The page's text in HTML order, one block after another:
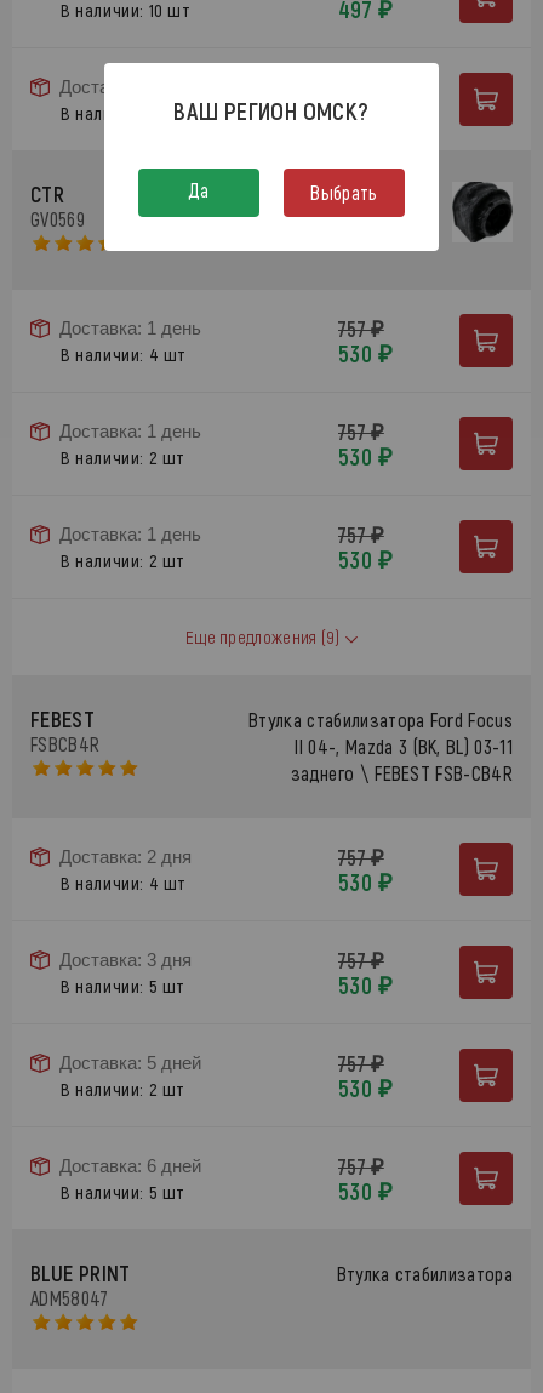
В наличии: 10 шт 497 ₽
Доставка: 6 дней
В наличии: 10 шт 497 ₽
CTR
GV0569
/ CVMZ-20 Втулка стабилизатора
| зад |
Доставка: 1 день
В наличии: 4 шт
757 ₽
530 ₽
Доставка: 1 день
В наличии: 2 шт
757 ₽
530 ₽
Доставка: 1 день
В наличии: 2 шт
757 ₽
530 ₽
Еще предложения (9)
FEBEST
FSBCB4R
Втулка стабилизатора Ford Focus
II 04-, Mazda 3 (BK, BL) 03-11
заднего \ FEBEST FSB-CB4R
Доставка: 2 дня
В наличии: 4 шт
757 ₽
530 ₽
Доставка: 3 дня
В наличии: 5 шт
757 ₽
530 ₽
Доставка: 5 дней
В наличии: 2 шт
757 ₽
530 ₽
Доставка: 6 дней
В наличии: 5 шт
757 ₽
530 ₽
BLUE PRINT
ADM58047
Втулка стабилизатора
ВАШ РЕГИОН ОМСК?
Да Выбрать